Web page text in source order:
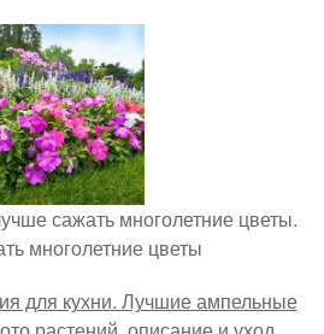
сажать многолетние цветы.
многолетние цветы